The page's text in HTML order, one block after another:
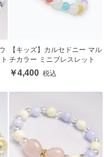
【キッズ】カルセドニー マル
チカラー ミニブレスレット
4,400